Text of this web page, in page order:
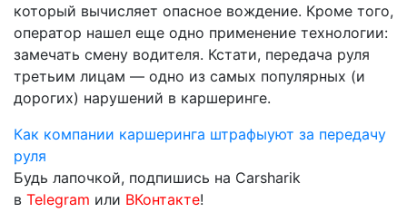
который вычисляет опасное вождение. Кроме того,
оператор нашел еще одно применение технологии:
замечать смену водителя. Кстати, передача руля
третьим лицам — одно из самых популярных (и
дорогих) нарушений в каршеринге.
Как компании каршеринга штрафыуют за передачу
руля
Будь лапочкой, подпишись на Carsharik
в Telegram или ВКонтакте!